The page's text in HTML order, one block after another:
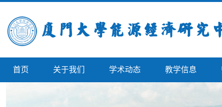
首页 关于我们 学术动态 教学信息